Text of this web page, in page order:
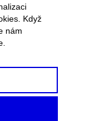
Když
nám